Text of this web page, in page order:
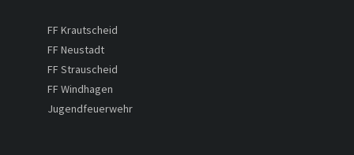
FF Krautscheid
FF Neustadt
FF Strauscheid
FF Windhagen
Jugendfeuerwehr